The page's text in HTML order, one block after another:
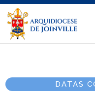
DATAS